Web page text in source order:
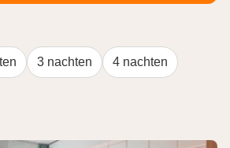
3 nachten 4 nachten